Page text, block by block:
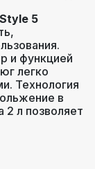
5
и функцией
легко
Технология
в
л позволяет